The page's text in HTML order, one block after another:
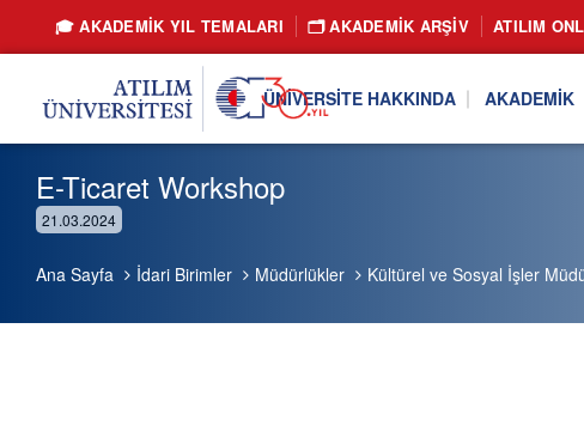
🎓 AKADEMİK YIL TEMALARI 🗂️ AKADEMIK ARŞIV ATILIM
ÜNIVERSITE HAKKINDA AKADEMIK
E-Ticaret Workshop
21.03.2024
Ana Sayfa İdari Birimler Müdürlükler Kültürel ve Sosyal İşler